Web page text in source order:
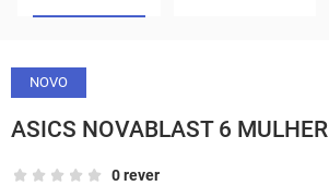
NOVO
ASICS NOVABLAST 6 MULHER
0 rever